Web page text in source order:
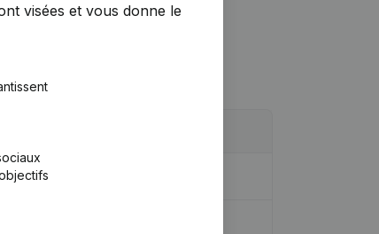
Demissions, Nominations
visées et vous donne le